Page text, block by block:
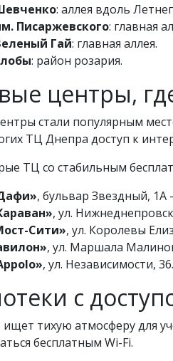
: аллея вдоль
Писаржевского: главная
Гай: главная аллея.
: район розария.
центры,
стали популярным
ТЦ Днепра доступ к
ТЦ со стабильным
, бульвар Звездный, 1А
, ул.
Сити», ул. Королевы
, ул. Маршала
, ул. Независимости, 36.
с
ищет тихую атмосферу для
бесплатным Wi-Fi.